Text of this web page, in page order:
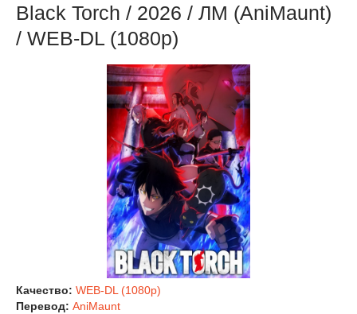
Black Torch / 2026 / ЛМ (AniMaunt)
/ WEB-DL (1080p)
Качество: WEB-DL (1080p)
Перевод: AniMaunt